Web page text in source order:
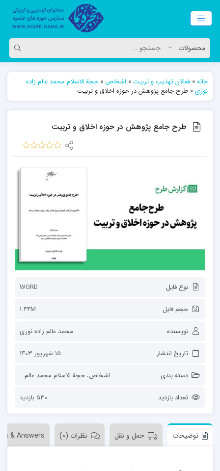
خانه» فعالان تهذیب و تربیت» اشخاص » حجة الاسلام محمد عالم زاده
نوری» طرح جامع پژوهش در حوزه اخلاق و تربیت
طرح جامع پژوهش در حوزه اخلاق و تربیت
نوع فایل WORD
حجم فایل 1.44M
نویسنده محمد عالم زاده نوری
تاریخ انتشار 15 شهریور 1403
دسته بندی اشخاص، حجة الاسلام محمد عالم زاده نوری
تعداد بازدید 530 بازدید
توضیحات حمل و نقل نظرات (0) & Answers